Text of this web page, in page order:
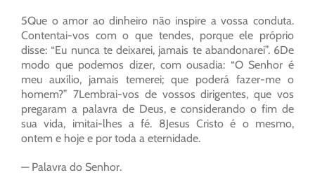
5Que o amor ao dinheiro não inspire a vossa conduta.
Contentai-vos com o que tendes, porque ele próprio
disse: “Eu nunca te deixarei, jamais te abandonarei”. 6De
modo que podemos dizer, com ousadia: “O Senhor é
meu auxílio, jamais temerei; que poderá fazer-me o
homem?” 7Lembrai-vos de vossos dirigentes, que vos
pregaram a palavra de Deus, e considerando o fim de
sua vida, imitai-lhes a fé. 8Jesus Cristo é o mesmo,
ontem e hoje e por toda a eternidade.
— Palavra do Senhor.